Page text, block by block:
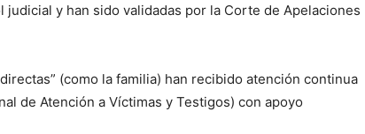
y han sido validadas por la Corte de Apelaciones
(como la familia) han recibido atención continua
de Atención a Víctimas y Testigos) con apoyo